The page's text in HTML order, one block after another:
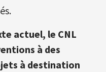
actuel, le CNL
à des
à destination